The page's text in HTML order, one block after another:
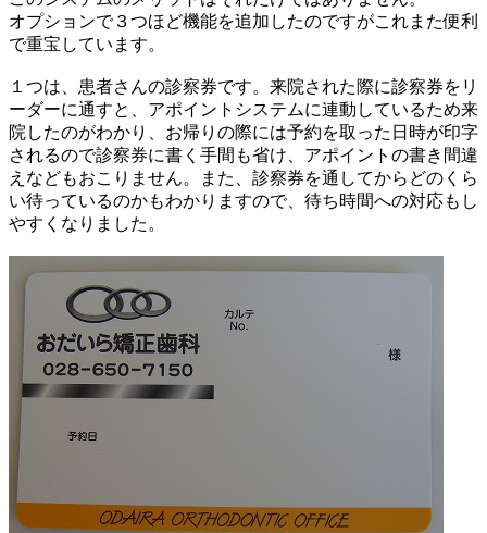
オプションで３つほど機能を追加したのですがこれまた便利
で重宝しています。
１つは、患者さんの診察券です。来院された際に診察券をリ
ーダーに通すと、アポイントシステムに連動しているため来
院したのがわかり、お帰りの際には予約を取った日時が印字
されるので診察券に書く手間も省け、アポイントの書き間違
えなどもおこりません。また、診察券を通してからどのくら
い待っているのかもわかりますので、待ち時間への対応もし
やすくなりました。